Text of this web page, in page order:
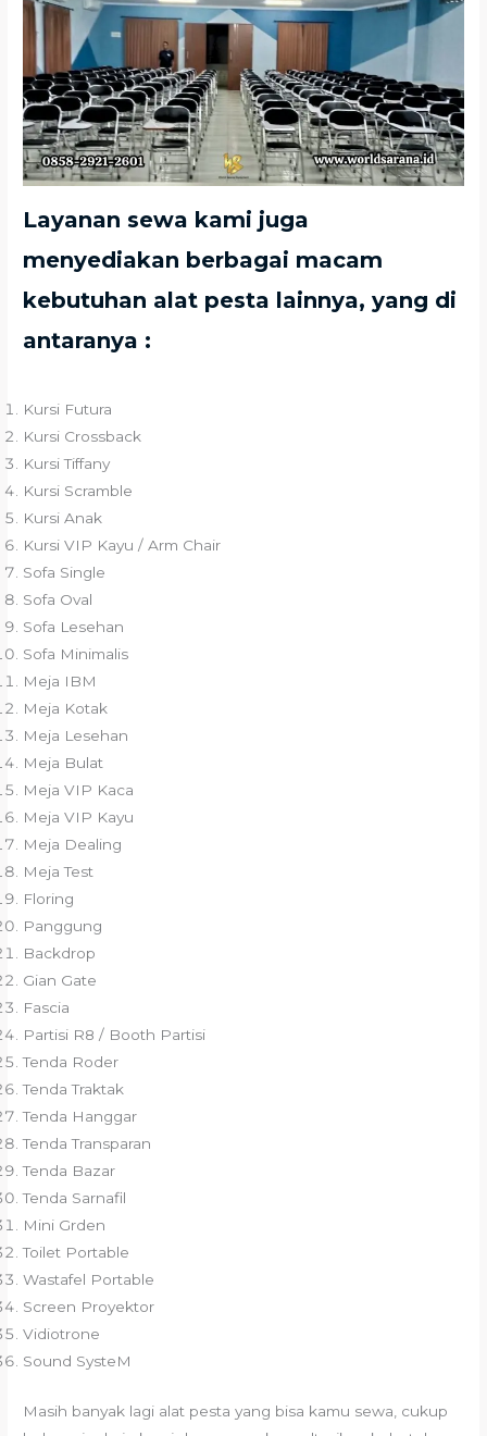
Layanan sewa kami juga
menyediakan berbagai macam
kebutuhan alat pesta lainnya, yang di
antaranya :
Kursi Futura
Kursi Crossback
Kursi Tiffany
Kursi Scramble
Kursi Anak
Kursi VIP Kayu / Arm Chair
Sofa Single
Sofa Oval
Sofa Lesehan
Sofa Minimalis
Meja IBM
Meja Kotak
Meja Lesehan
Meja Bulat
Meja VIP Kaca
Meja VIP Kayu
Meja Dealing
Meja Test
Floring
Panggung
Backdrop
Gian Gate
Fascia
Partisi R8 / Booth Partisi
Tenda Roder
Tenda Traktak
Tenda Hanggar
Tenda Transparan
Tenda Bazar
Tenda Sarnafil
Mini Grden
Toilet Portable
Wastafel Portable
Screen Proyektor
Vidiotrone
Sound SysteM
Masih banyak lagi alat pesta yang bisa kamu sewa, cukup